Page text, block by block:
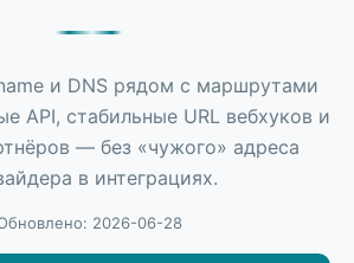
и DNS рядом с маршрутами
API, стабильные URL вебхуков и
— без «чужого» адреса
в интеграциях.
2026-06-28